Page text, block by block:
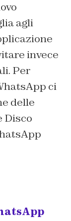
agli
invece
Per
ci
delle
Disco